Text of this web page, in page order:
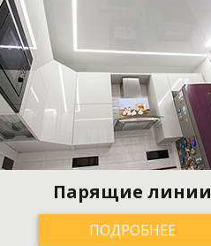
Парящие линии
ПОДРОБНЕЕ